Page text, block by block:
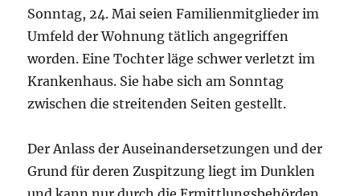
Sonntag, 24. Mai seien Familienmitglieder im
Umfeld der Wohnung tätlich angegriffen
worden. Eine Tochter läge schwer verletzt im
Krankenhaus. Sie habe sich am Sonntag
zwischen die streitenden Seiten gestellt.
Der Anlass der Auseinandersetzungen und der
Grund für deren Zuspitzung liegt im Dunklen